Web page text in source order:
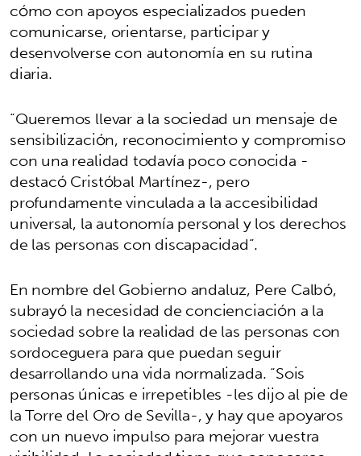
cómo con apoyos especializados pueden
comunicarse, orientarse, participar y
desenvolverse con autonomía en su rutina
diaria.
“Queremos llevar a la sociedad un mensaje de
sensibilización, reconocimiento y compromiso
con una realidad todavía poco conocida -
destacó Cristóbal Martínez-, pero
profundamente vinculada a la accesibilidad
universal, la autonomía personal y los derechos
de las personas con discapacidad”.
En nombre del Gobierno andaluz, Pere Calbó,
subrayó la necesidad de concienciación a la
sociedad sobre la realidad de las personas con
sordoceguera para que puedan seguir
desarrollando una vida normalizada. “Sois
personas únicas e irrepetibles -les dijo al pie de
la Torre del Oro de Sevilla-, y hay que apoyaros
con un nuevo impulso para mejorar vuestra